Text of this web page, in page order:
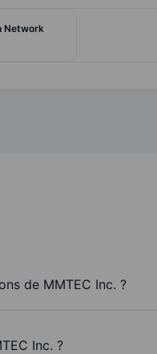
Network
de MMTEC Inc. ?
Inc. ?